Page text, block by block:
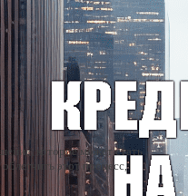
которое может стать
этот процесс,